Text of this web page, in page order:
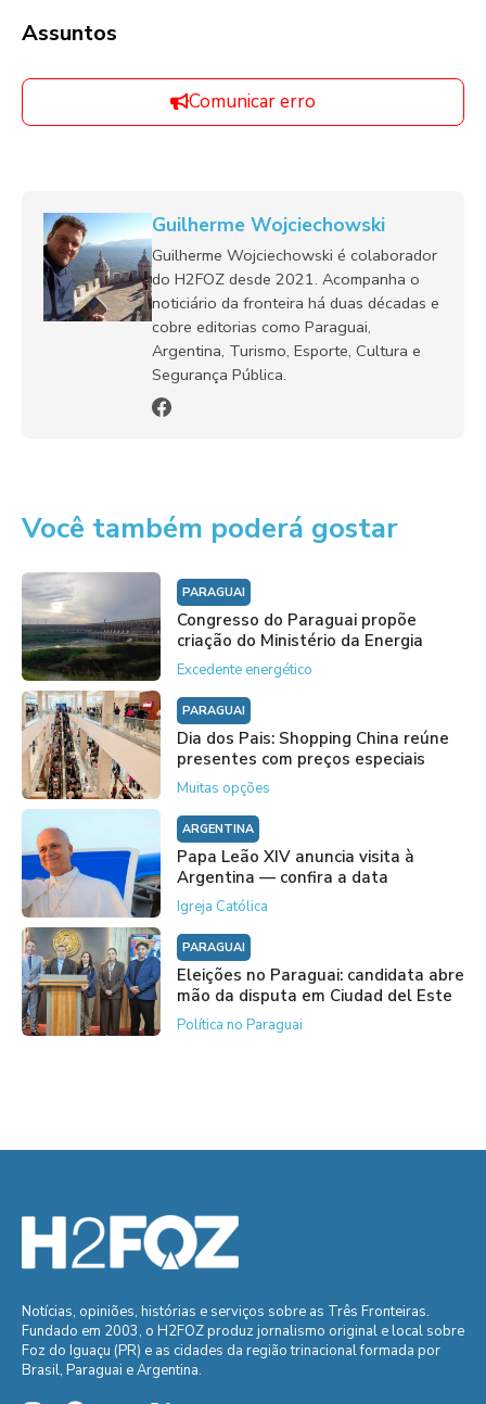
Assuntos
Comunicar erro
Guilherme Wojciechowski
Guilherme Wojciechowski é colaborador
do H2FOZ desde 2021. Acompanha o
noticiário da fronteira há duas décadas e
cobre editorias como Paraguai,
Argentina, Turismo, Esporte, Cultura e
Segurança Pública.
Você também poderá gostar
PARAGUAI
Congresso do Paraguai propõe
criação do Ministério da Energia
Excedente energético
PARAGUAI
Dia dos Pais: Shopping China reúne
presentes com preços especiais
Muitas opções
ARGENTINA
Papa Leão XIV anuncia visita à
Argentina — confira a data
Igreja Católica
PARAGUAI
Eleições no Paraguai: candidata abre
mão da disputa em Ciudad del Este
Política no Paraguai
Notícias, opiniões, histórias e serviços sobre as Três Fronteiras.
Fundado em 2003, o H2FOZ produz jornalismo original e local sobre
Foz do Iguaçu (PR) e as cidades da região trinacional formada por
Brasil, Paraguai e Argentina.